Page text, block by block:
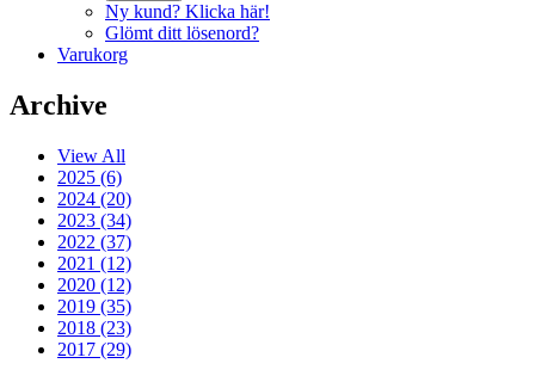
Ny kund? Klicka här!
Glömt ditt lösenord?
Varukorg
Archive
View All
2025 (6)
2024 (20)
2023 (34)
2022 (37)
2021 (12)
2020 (12)
2019 (35)
2018 (23)
2017 (29)